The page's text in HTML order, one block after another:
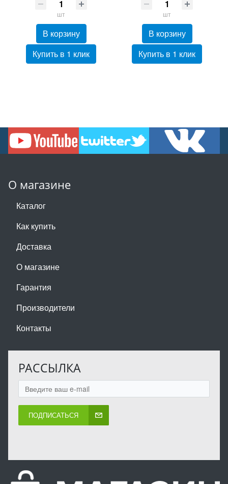
шт
В корзину
Купить в 1 клик
шт
В корзину
Купить в 1 клик
О магазине
Каталог
Как купить
Доставка
О магазине
Гарантия
Производители
Контакты
РАССЫЛКА
ПОДПИСАТЬСЯ